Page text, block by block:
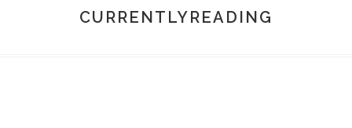
CURRENTLYREADING